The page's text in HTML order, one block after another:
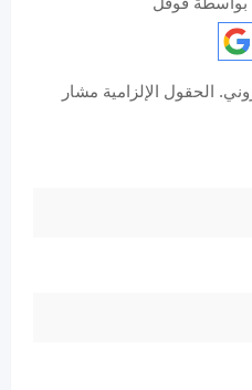
الحقول الإلزامية مشار